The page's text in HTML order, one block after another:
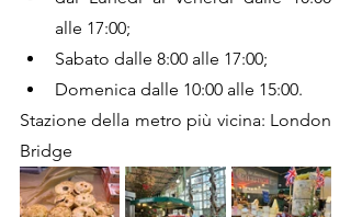
alle 17:00;
Sabato dalle 8:00 alle 17:00;
Domenica dalle 10:00 alle 15:00.
Stazione della metro più vicina: London
Bridge